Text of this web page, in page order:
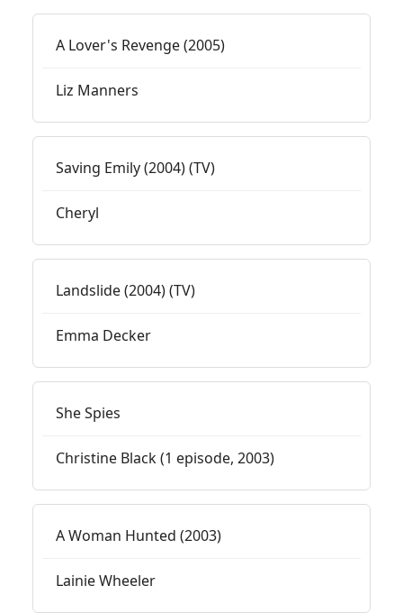
A Lover's Revenge (2005)
Liz Manners
Saving Emily (2004) (TV)
Cheryl
Landslide (2004) (TV)
Emma Decker
She Spies
Christine Black (1 episode, 2003)
A Woman Hunted (2003)
Lainie Wheeler